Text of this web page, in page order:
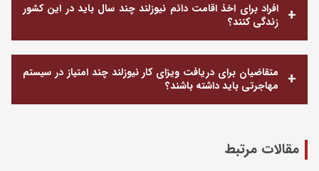
افراد برای اخذ اقامت دائم نیوزلند چند سال باید در این کشور
زندگی کنند؟
متقاضیان برای دریافت ویزای کار نیوزلند چند امتیاز در سیستم
مهاجرتی باید داشته باشند؟
مقالات مرتبط